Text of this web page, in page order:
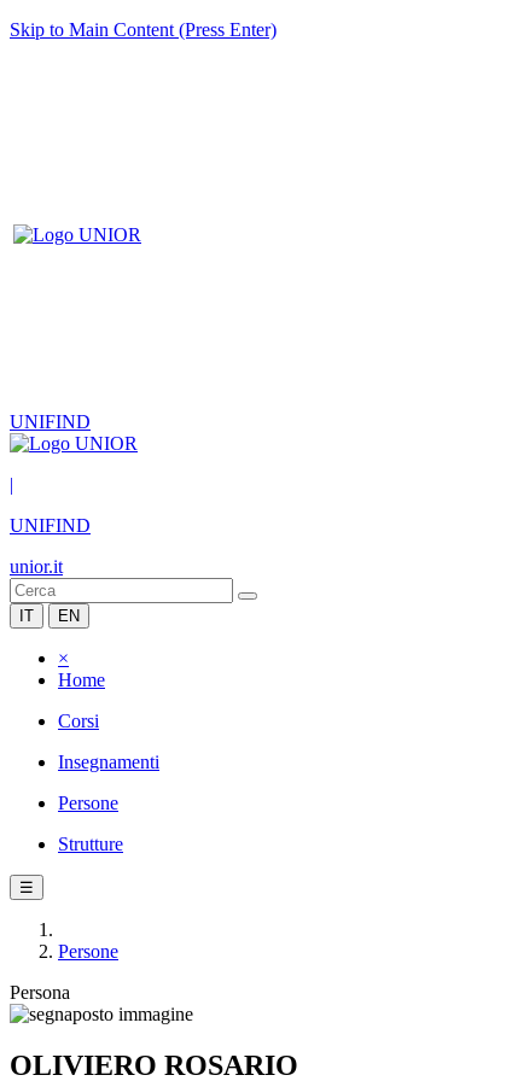
Skip to Main Content (Press Enter)
UNIFIND
|
UNIFIND
unior.it
IT EN
×
Home
Corsi
Insegnamenti
Persone
Strutture
☰
Persone
Persona
OLIVIERO ROSARIO